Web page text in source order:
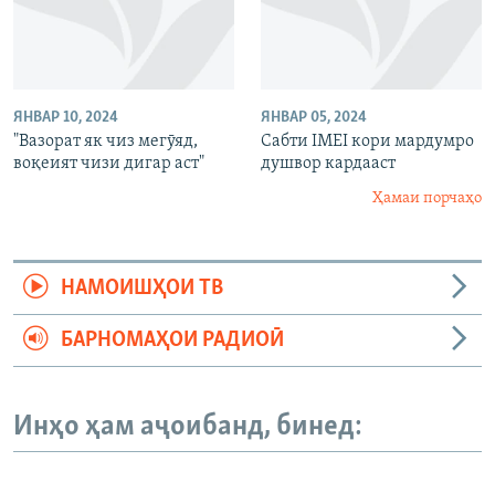
ЯНВАР 10, 2024
"Вазорат як чиз мегӯяд,
воқеият чизи дигар аст"
ЯНВАР 05, 2024
Сабти IMEI кори мардумро
душвор кардааст
Ҳамаи порчаҳо
НАМОИШҲОИ ТВ
БАРНОМАҲОИ РАДИОӢ
Инҳо ҳам аҷоибанд, бинед: